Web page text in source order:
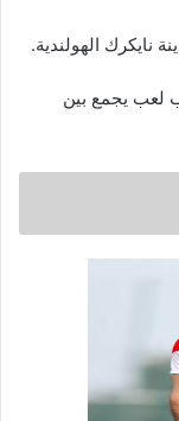
نايكرك الهولندية.
لعب يجمع بين